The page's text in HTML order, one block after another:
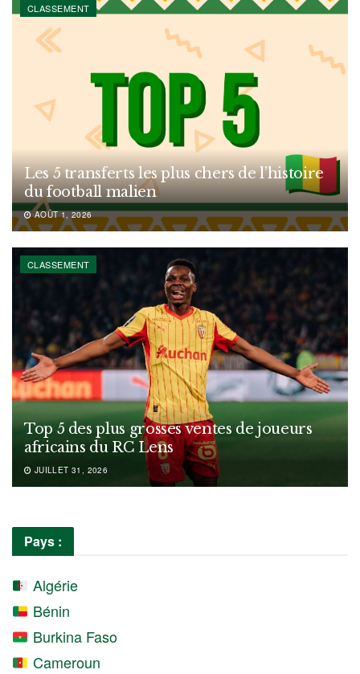
CLASSEMENT
Les 5 transferts les plus chers de l’histoire
du football malien
AOÛT 1, 2026
CLASSEMENT
Top 5 des plus grosses ventes de joueurs
africains du RC Lens
JUILLET 31, 2026
Pays :
Algérie
Bénin
Burkina Faso
Cameroun